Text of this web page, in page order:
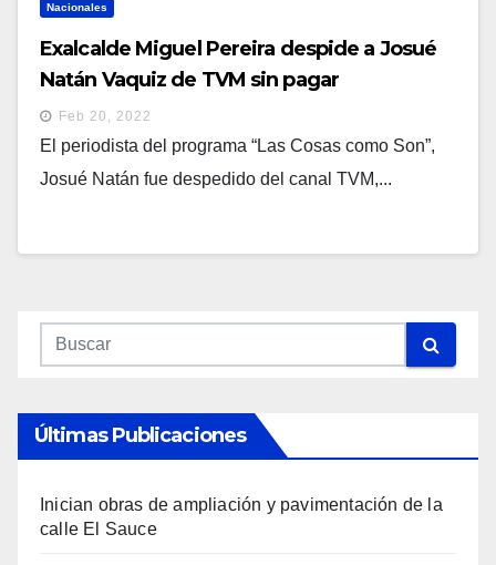
Nacionales
Exalcalde Miguel Pereira despide a Josué
Natán Vaquiz de TVM sin pagar
indemnización y APES no respalda al
comunicador
Feb 20, 2022
El periodista del programa “Las Cosas como Son”,
Josué Natán fue despedido del canal TVM,...
Últimas Publicaciones
Inician obras de ampliación y pavimentación de la
calle El Sauce